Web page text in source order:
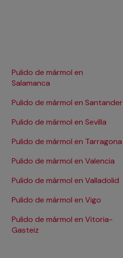
Pulido de mármol en
Salamanca
Pulido de mármol en Santander
Pulido de mármol en Sevilla
Pulido de mármol en Tarragona
Pulido de mármol en Valencia
Pulido de mármol en Valladolid
Pulido de mármol en Vigo
Pulido de mármol en Vitoria-
Gasteiz